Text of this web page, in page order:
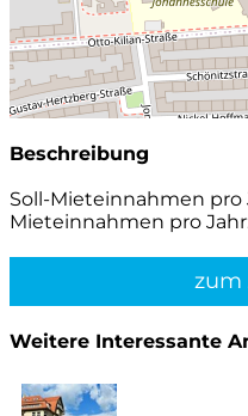
Beschreibung
Soll-Mieteinnahmen pro
Mieteinnahmen pro Jahr:
zum
Weitere Interessante